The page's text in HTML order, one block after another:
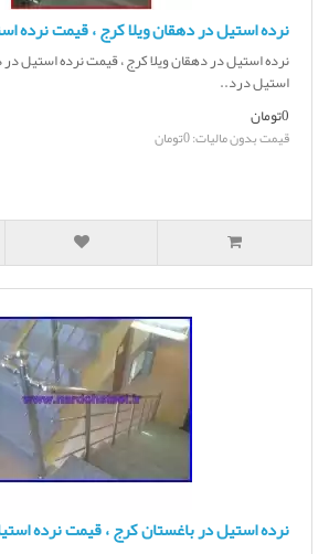
نرده استیل در دهقان ویلا کرج ، قیمت نرده
نرده استیل در دهقان ویلا کرج ، قیمت نرده استیل در
استیل درد..
0تومان
قیمت بدون مالیات: 0تومان
نرده استیل در باغستان کرج ، قیمت نرده